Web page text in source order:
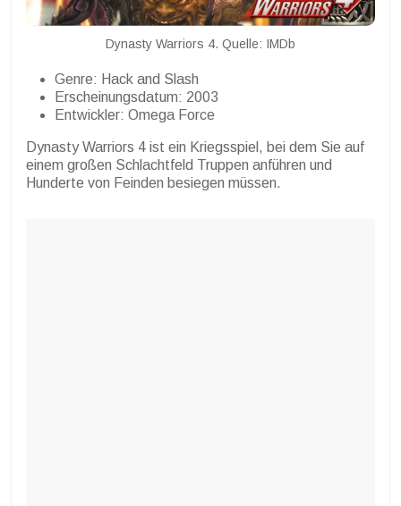
Dynasty Warriors 4. Quelle: IMDb
Genre: Hack and Slash
Erscheinungsdatum: 2003
Entwickler: Omega Force
Dynasty Warriors 4 ist ein Kriegsspiel, bei dem Sie auf
einem großen Schlachtfeld Truppen anführen und
Hunderte von Feinden besiegen müssen.